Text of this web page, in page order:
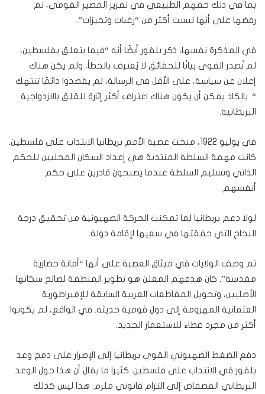
بما في ذلك حقهم الطبيعي في تقرير المصير القومي، تم
رفضها على أنها ليست أكثر من “رغبات وتحيزات”.
في المذكرة نفسها، ذكر بلفور أيضًا أنه “فيما يتعلق بفلسطين،
لم تُصدر القوى بيانًا للحقائق لا يُعترف بالخطأ، ولم يكن هناك
إعلان عن سياسة، على الأقل في الرسالة، لم يقصدوا دائمًا تنتهك
“. بالكاد يمكن أن يكون هناك اعتراف أكثر إثارة للقلق بالازدواجية
البريطانية.
في يوليو 1922، منحت عصبة الأمم بريطانيا الانتداب على فلسطين.
كانت مهمة السلطة المنتدبة هي إعداد السكان المحليين للحكم
الذاتي وتسليم السلطة عندما يصبحون قادرين على حكم
أنفسهم.
لولا دعم بريطانيا لما تمكنت الحركة الصهيونية من تحقيق درجة
النجاح التي حققتها في سعيها لإقامة دولة.
تم وصف الولايات في ميثاق العصبة على أنها “أمانة حضارية
مقدسة”. كان هدفهم المعلن هو تطوير المنطقة لصالح سكانها
الأصليين، وتحويل المقاطعات العربية السابقة للإمبراطورية
العثمانية المهزومة إلى دول قومية حديثة. في الواقع، لم يكونوا
أكثر من مجرد غطاء للاستعمار الجديد.
دفع الضغط الصهيوني القوي بريطانيا إلى الإصرار على دمج وعد
بلفور في الانتداب على فلسطين. كثيرا ما يقال أن هذا حول الوعد
البريطاني الفضفاض إلى التزام قانوني ملزم. هذا ليس كذلك